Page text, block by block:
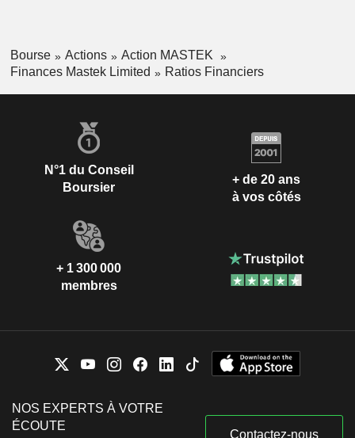
Bourse Actions
Action MASTEK
Finances Mastek Limited
Ratios Financiers
N°1 du Conseil
Boursier
+ de 20 ans
à vos côtés
+ 1 300 000
membres
NOS EXPERTS À VOTRE
ÉCOUTE
Contactez-nous